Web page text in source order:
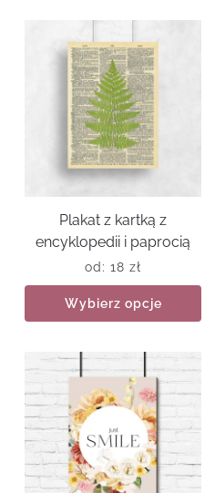
Plakat z kartką z
encyklopedii i paprocią
od: 18 zł
Wybierz opcje